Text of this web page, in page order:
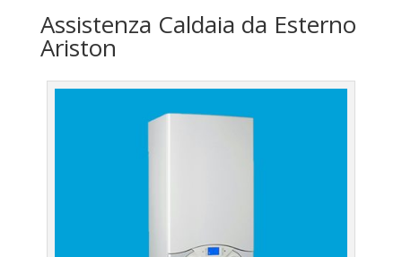
Assistenza Caldaia da Esterno
Ariston